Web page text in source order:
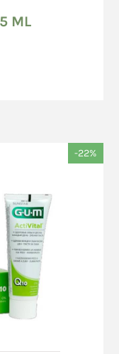
ML
-22%